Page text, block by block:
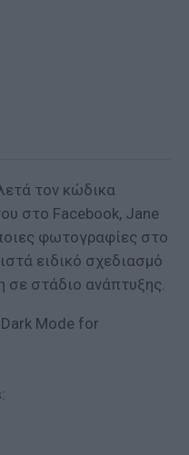
τον κώδικα
στο Facebook, Jane
φωτογραφίες στο
ειδικό σχεδιασμό
σε στάδιο ανάπτυξης.
Mode for